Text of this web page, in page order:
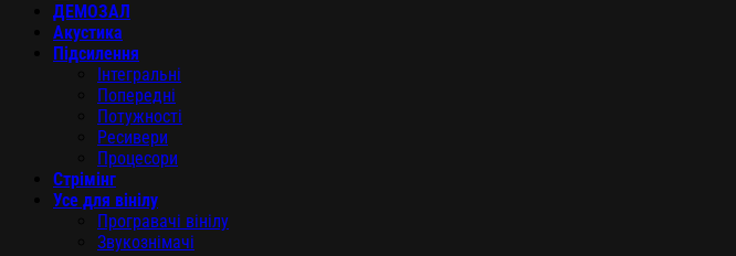
ДЕМОЗАЛ
Акустика
Підсилення
Інтегральні
Попередні
Потужності
Ресивери
Процесори
Стрімінг
Усе для вінілу
Програвачі вінілу
Звукознімачі